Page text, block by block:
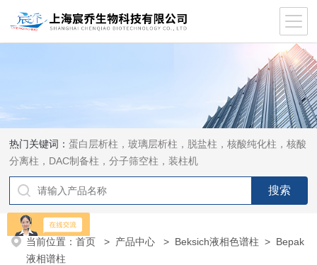
热门关键词：蛋白层析柱，玻璃层析柱，脱盐柱，核酸纯化柱，核酸
分离柱，DAC制备柱，分子筛空柱，装柱机
当前位置：首页 > 产品中心 > Beksich液相色谱柱 > Bepak
液相谱柱